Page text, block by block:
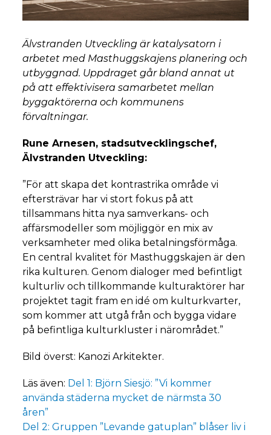
Älvstranden Utveckling är katalysatorn i
arbetet med Masthuggskajens planering och
utbyggnad. Uppdraget går bland annat ut
på att effektivisera samarbetet mellan
byggaktörerna och kommunens
förvaltningar.
Rune Arnesen, stadsutvecklingschef,
Älvstranden Utveckling:
”För att skapa det kontrastrika område vi
eftersträvar har vi stort fokus på att
tillsammans hitta nya samverkans- och
affärsmodeller som möjliggör en mix av
verksamheter med olika betalningsförmåga.
En central kvalitet för Masthuggskajen är den
rika kulturen. Genom dialoger med befintligt
kulturliv och tillkommande kulturaktörer har
projektet tagit fram en idé om kulturkvarter,
som kommer att utgå från och bygga vidare
på befintliga kulturkluster i närområdet.”
Bild överst: Kanozi Arkitekter.
Läs även: Del 1: Björn Siesjö: ”Vi kommer
använda städerna mycket de närmsta 30
åren”
Del 2: Gruppen ”Levande gatuplan” blåser liv i